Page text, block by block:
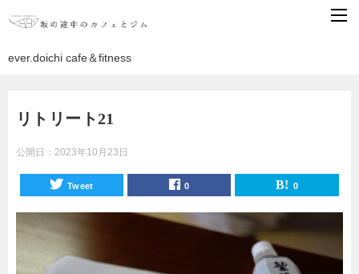
ever.doichi cafe＆fitness
リトリート21
公開日： 2023年10月23日
Tweet 0 0